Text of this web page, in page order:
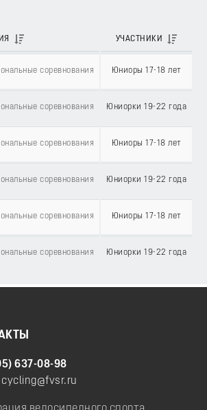
УЧАСТНИКИ
соревнования Юниоры 17-18 лет
соревнования Юниорки 19-22 года
соревнования Юниоры 17-18 лет
соревнования Юниорки 19-22 года
соревнования Юниоры 17-18 лет
соревнования Юниорки 19-22 года
637-08-98
cycling@fvsr.ru